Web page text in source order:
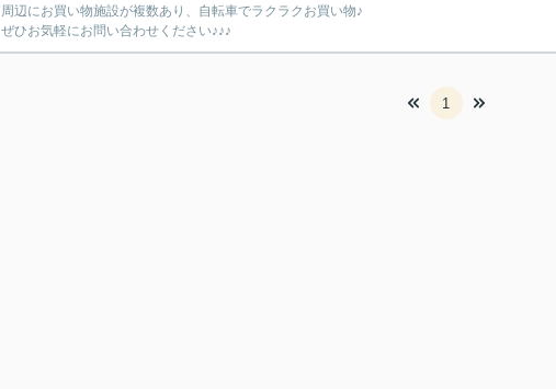
周辺にお買い物施設が複数あり、自転車でラクラクお買い物♪
ぜひお気軽にお問い合わせください♪♪♪
1